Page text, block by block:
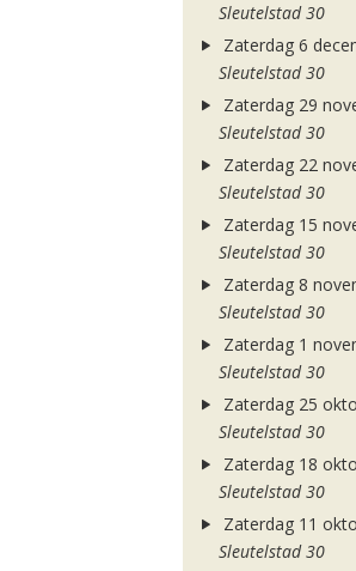
Sleutelstad 30
Zaterdag 6
Sleutelstad 30
Zaterdag 29
Sleutelstad 30
Zaterdag 22
Sleutelstad 30
Zaterdag 15
Sleutelstad 30
Zaterdag 8
Sleutelstad 30
Zaterdag 1
Sleutelstad 30
Zaterdag 25
Sleutelstad 30
Zaterdag 18
Sleutelstad 30
Zaterdag 11
Sleutelstad 30